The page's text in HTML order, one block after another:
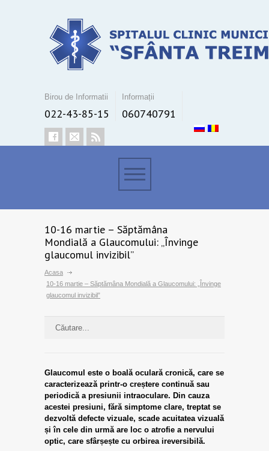
Birou de Informatii
022-43-85-15
Informații
060740791
10-16 martie – Săptămâna
Mondială a Glaucomului: „Învinge
glaucomul invizibil”
Acasa
10-16 martie – Săptămâna Mondială a Glaucomului: „Învinge
glaucomul invizibil”
Glaucomul este o boală oculară cronică, care se
caracterizează printr-o creștere continuă sau
periodică a presiunii intraoculare. Din cauza
acestei presiuni, fără simptome clare, treptat se
dezvoltă defecte vizuale, scade acuitatea vizuală
și în cele din urmă are loc o atrofie a nervului
optic, care sfârșește cu orbirea ireversibilă.